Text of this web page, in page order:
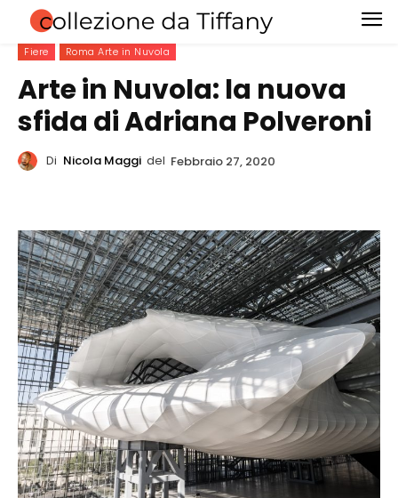
Fiere Roma Arte in Nuvola
Arte in Nuvola: la nuova
sfida di Adriana Polveroni
Di Nicola Maggi del Febbraio 27, 2020